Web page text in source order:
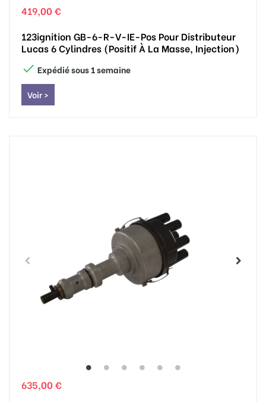
419,00 €
123ignition GB-6-R-V-IE-Pos Pour Distributeur
Lucas 6 Cylindres (positif À La Masse, Injection)
 Expédié sous 1 semaine
Voir >
635,00 €